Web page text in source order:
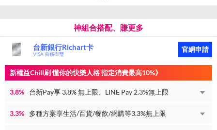
神組合搭配、賺更多
台新銀行Richart卡
VISA 商務御璽
官網申請
新權益Chill刷 懂你的快樂人格 指定消費最高10%》
3.8% 台新Pay享 3.8% 無上限、LINE Pay 2.3%無上限
3.3% 多種方案享生活/百貨/餐飲/網購等3.3%無上限